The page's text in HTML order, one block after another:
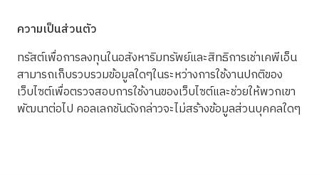
ความเป็นส่วนตัว
ทรัสต์เพื่อการลงทุนในอสังหาริมทรัพย์และสิทธิการเช่าเคพีเอ็น
สามารถเก็บรวบรวมข้อมูลใดๆในระหว่างการใช้งานปกติของ
เว็บไซต์เพื่อตรวจสอบการใช้งานของเว็บไซต์และช่วยให้พวกเขา
พัฒนาต่อไป คอลเลกชันดังกล่าวจะไม่สร้างข้อมูลส่วนบุคคลใดๆ